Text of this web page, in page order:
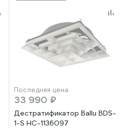
Последняя цена
33 990 ₽
Дестратификатор Ballu BDS-
1-S НС-1136097